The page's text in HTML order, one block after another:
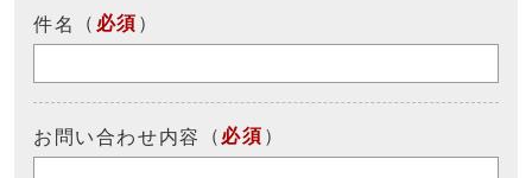
件名 （ 必須 ）
お問い合わせ内容 （ 必須 ）